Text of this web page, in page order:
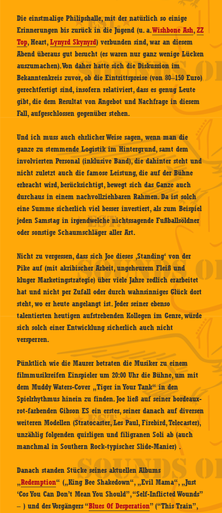
Die einstmalige Philipshalle, mit der natürlich so einige
Erinnerungen bis zurück in die Jugend (u. a.Wishbone Ash,ZZ
Top, Heart,Lynyrd Skynyrd) verbunden sind, war an diesem
Abend überaus gut besucht (es waren nur ganz wenige Lücken
auszumachen). Von daher hatte sich die Diskussion im
Bekanntenkreis zuvor, ob die Eintrittspreise (von 80–150 Euro)
gerechtfertigt sind, insofern relativiert, dass es genug Leute
gibt, die dem Resultat von Angebot und Nachfrage in diesem
Fall, aufgeschlossen gegenüber stehen.
Und ich muss auch ehrlicher Weise sagen, wenn man die
ganze zu stemmende Logistik im Hintergrund, samt dem
involvierten Personal (inklusive Band), die dahinter steht und
nicht zuletzt auch die famose Leistung, die auf der Bühne
erbracht wird, berücksichtigt, bewegt sich das Ganze auch
durchaus in einem nachvollziehbaren Rahmen. Da ist solch
eine Summe sicherlich viel besser investiert, als zum Beispiel
jeden Samstag in irgendwelche nichtssagende Fußballsöldner
oder sonstige Schaumschläger aller Art.
Nicht zu vergessen, dass sich Joe dieses ‚Standing‘ von der
Pike auf (mit akribischer Arbeit, ungeheurem Fleiß und
kluger Marketingstrategie) über viele Jahre redlich erarbeitet
hat und nicht per Zufall oder durch wahnsinniges Glück dort
steht, wo er heute angelangt ist. Jeder seiner ebenso
talentierten heutigen aufstrebenden Kollegen im Genre, würde
sich solch einer Entwicklung sicherlich auch nicht
versperren.
Pünktlich wie die Maurer betraten die Musiker zu einem
filmmusikreifen Einspieler um 20:00 Uhr die Bühne, um mit
dem Muddy Waters-Cover „Tiger in Your Tank“ in den
Spielrhythmus hinein zu finden. Joe ließ auf seiner bordeaux-
rot-farbenden Gibson ES ein erstes, seiner danach auf diversen
weiteren Modellen (Stratocaster, Les Paul, Firebird, Telecaster),
unzählig folgenden quirligen und filigranen Soli ab (auch
manchmal in Southern Rock-typischer Slide-Manier) .
Danach standen Stücke seines aktuellen Albums
„Redemption“ („King Bee Shakedown“, „Evil Mama“, „Just
‘Cos You Can Don’t Mean You Should”, “Self-Inflicted Wounds”
– ) und des Vorgängers “Blues Of Desperation” (“This Train”,